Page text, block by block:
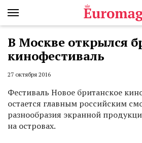
В Москве открылся
кинофестиваль
27 октября 2016
Фестиваль Новое британское
остается главным российским
разнообразия экранной
на островах.